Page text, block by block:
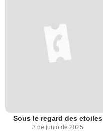
Sous le regard des etoiles
3 de junio de 2025